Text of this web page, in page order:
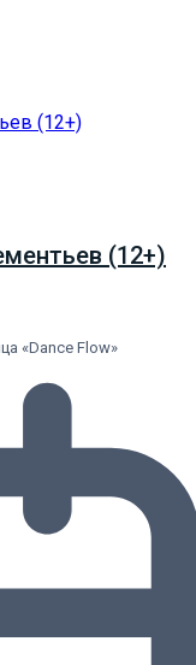
(12+)
«Dance Flow»